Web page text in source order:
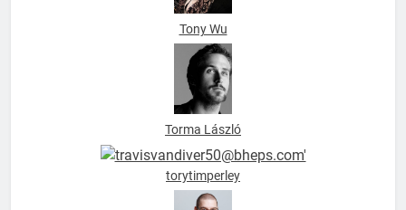
Torma László
torytimperley